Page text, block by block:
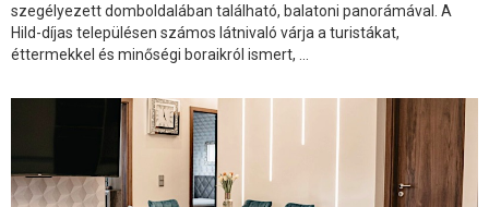
szegélyezett domboldalában található, balatoni panorámával. A
Hild-díjas településen számos látnivaló várja a turistákat,
éttermekkel és minőségi boraikról ismert, ...